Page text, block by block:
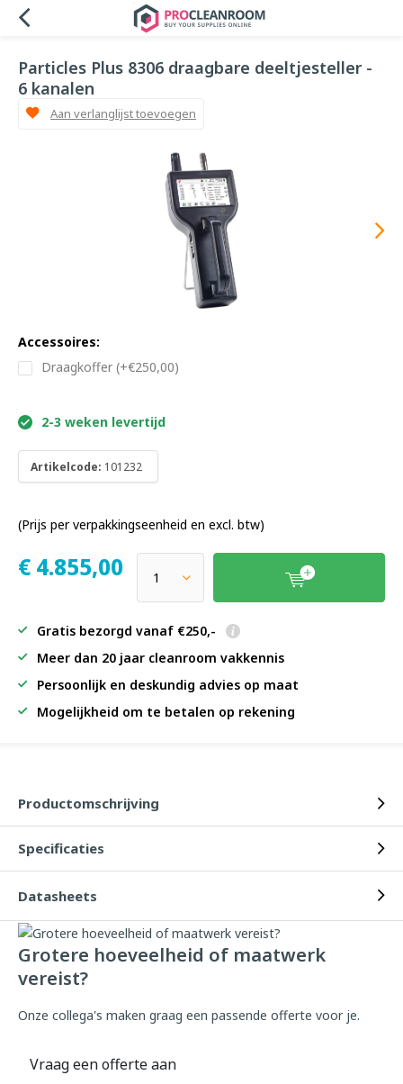
Particles Plus 8306 draagbare deeltjesteller -
6 kanalen
Aan verlanglijst toevoegen
Accessoires:
Draagkoffer (+€250,00)
2-3 weken levertijd
Artikelcode: 101232
(Prijs per verpakkingseenheid en excl. btw)
€ 4.855,00
Gratis bezorgd vanaf €250,-
Meer dan 20 jaar cleanroom vakkennis
Persoonlijk en deskundig advies op maat
Mogelijkheid om te betalen op rekening
Productomschrijving
Specificaties
Datasheets
Grotere hoeveelheid of maatwerk
vereist?
Onze collega's maken graag een passende offerte voor je.
Vraag een offerte aan